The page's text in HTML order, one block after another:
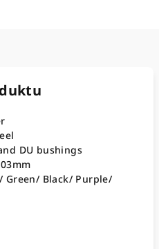
DU bushings
Green/ Black/ Purple/